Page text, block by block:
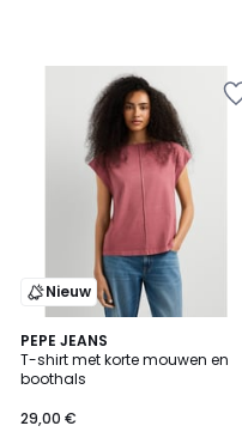
Nieuw
PEPE JEANS
T-shirt met korte mouwen en
boothals
29,00 €